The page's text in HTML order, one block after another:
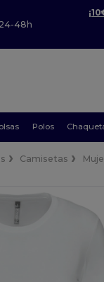
48h
Polos
Camisetas